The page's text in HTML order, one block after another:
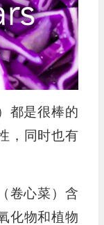
都是很棒的
，同时也有
卷心菜）含
化物和植物